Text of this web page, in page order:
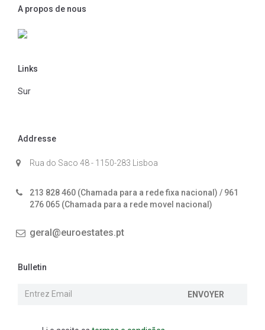
A propos de nous
Links
Sur
Addresse
Rua do Saco 48 - 1150-283 Lisboa
213 828 460 (Chamada para a rede fixa nacional) / 961
276 065 (Chamada para a rede movel nacional)
geral@euroestates.pt
Bulletin
ENVOYER